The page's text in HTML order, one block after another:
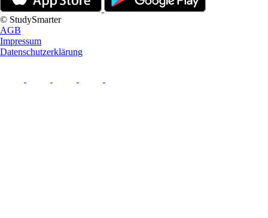
© StudySmarter
AGB
Impressum
Datenschutzerklärung